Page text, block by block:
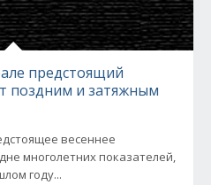
предстоящий
поздним и затяжным
весеннее
многолетних показателей,
году...